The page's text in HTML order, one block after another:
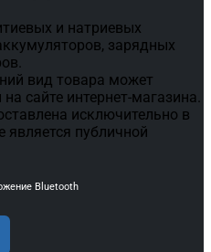
и натриевых
зарядных
вид товара может
сайте интернет-магазина.
исключительно в
публичной
Bluetooth